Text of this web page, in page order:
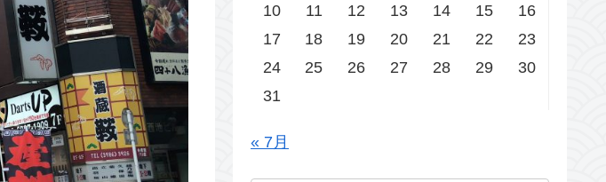
10
11 12 13 14 15
16
17
18 19 20 21 22
23
24
25 26 27 28 29
30
31
« 7月